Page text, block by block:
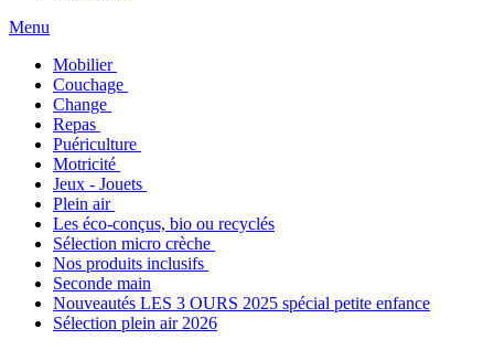
Menu
Mobilier
Couchage
Change
Repas
Puériculture
Motricité
Jeux - Jouets
Plein air
Les éco-conçus, bio ou recyclés
Sélection micro crèche
Nos produits inclusifs
Seconde main
Nouveautés LES 3 OURS 2025 spécial petite enfance
Sélection plein air 2026